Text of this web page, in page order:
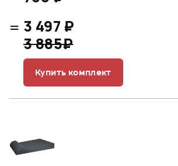
= 3 497 ₽
3 885₽
Купить комплект